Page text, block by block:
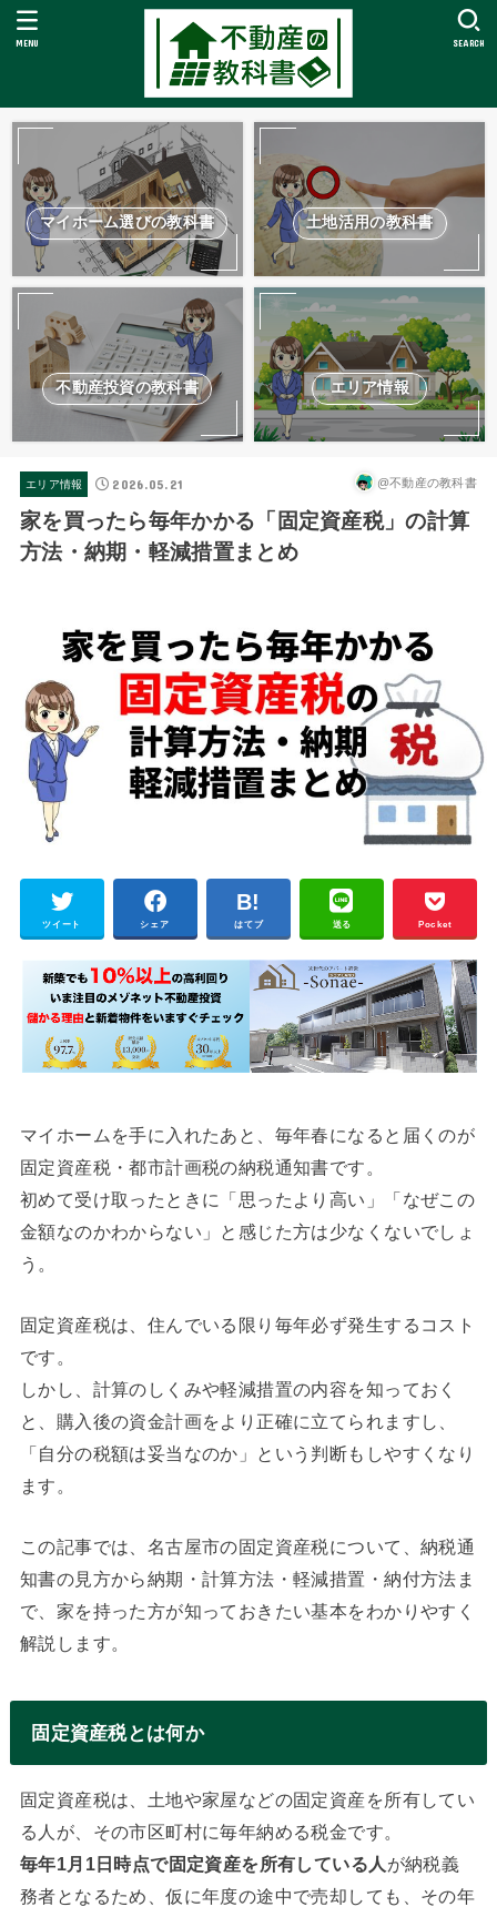
SEARCH
MENU
マイホーム選びの教科書 土地活用の教科書
不動産投資の教科書 エリア情報
エリア情報 2026.05.21 @不動産の教科書
家を買ったら毎年かかる「固定資産税」の計算
方法・納期・軽減措置まとめ
ツイート シェア はてブ 送る Pocket
マイホームを手に入れたあと、毎年春になると届くのが
固定資産税・都市計画税の納税通知書です。
初めて受け取ったときに「思ったより高い」「なぜこの
金額なのかわからない」と感じた方は少なくないでしょ
う。
固定資産税は、住んでいる限り毎年必ず発生するコスト
です。
しかし、計算のしくみや軽減措置の内容を知っておく
と、購入後の資金計画をより正確に立てられますし、
「自分の税額は妥当なのか」という判断もしやすくなり
ます。
この記事では、名古屋市の固定資産税について、納税通
知書の見方から納期・計算方法・軽減措置・納付方法ま
で、家を持った方が知っておきたい基本をわかりやすく
解説します。
固定資産税とは何か
固定資産税は、土地や家屋などの固定資産を所有してい
る人が、その市区町村に毎年納める税金です。
毎年1月1日時点で固定資産を所有している人 が納税義
務者となるため、仮に年度の途中で売却しても、その年